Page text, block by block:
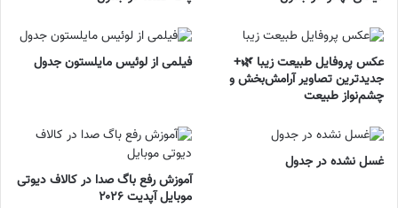
عکس پروفایل طبیعت زیبا 🌿+
جدیدترین تصاویر آرامش‌بخش و
چشم‌نواز طبیعت
فیلمی از لوئیس مایلستون جدول
غسل نشده در جدول
آموزش رفع باگ صدا در کالاف دیوتی
موبایل آپدیت ۲۰۲۶